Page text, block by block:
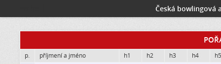
Česká bowlingová
p. příjmení a jméno h1 h2 h3 h4 h5